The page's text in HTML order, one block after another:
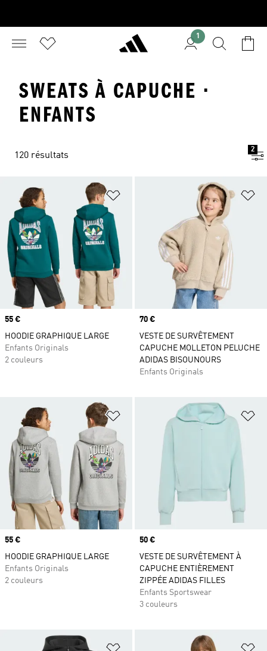
1
SWEATS À CAPUCHE ·
ENFANTS
120 résultats
2
Ajouter à la Liste de produits
Prix
55 €
HOODIE GRAPHIQUE LARGE
Enfants Originals
2 couleurs
Prix
70 €
VESTE DE SURVÊTEMENT
CAPUCHE MOLLETON PELUCHE
ADIDAS BISOUNOURS
Enfants Originals
Ajouter à la Liste de produits
Prix
55 €
HOODIE GRAPHIQUE LARGE
Enfants Originals
2 couleurs
Prix
50 €
VESTE DE SURVÊTEMENT À
CAPUCHE ENTIÈREMENT
ZIPPÉE ADIDAS FILLES
Enfants Sportswear
3 couleurs
Ajouter à la Liste de produits